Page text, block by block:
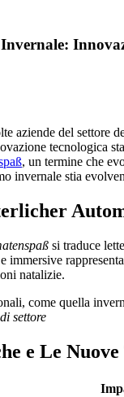
aziende del settore
tecnologica
, un termine che
invernale stia
si traduce
immersive
natalizie.
come quella
settore
e Le Nuove